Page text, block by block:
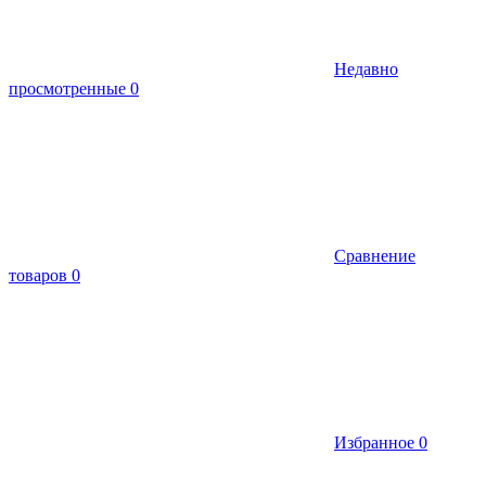
Недавно
просмотренные 0
Сравнение
товаров 0
Избранное 0